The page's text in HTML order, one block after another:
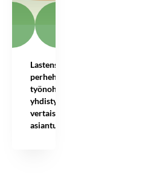
Lastensuojelun
perhehoitajien
työnohjauksessa
yhdistyy
vertaistuki ja
asian­tuntijuus